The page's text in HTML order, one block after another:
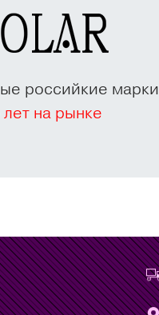
российкие марки
лет на рынке